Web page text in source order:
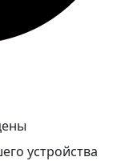
устройства